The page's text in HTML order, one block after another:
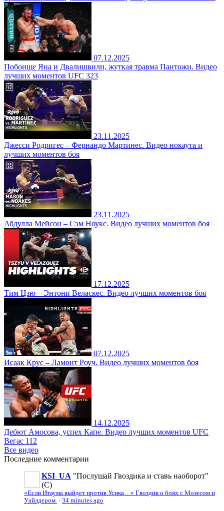
07.12.2025
Побоище Яна и Двалишвили, жуткая травма Пантожи. Видео
лучших моментов UFC 323
23.11.2025
Джесси Родригес – Фернандо Мартинес. Видео нокаута и
лучших моментов боя
23.11.2025
Абдулла Мейсон – Сэм Ноукс. Видео лучших моментов боя
17.12.2025
Тим Цзю – Энтони Веласкес. Видео лучших моментов боя
07.12.2025
Исаак Крус – Ламонт Роуч. Видео лучших моментов боя
14.12.2025
Дебют Амосова, успех Капе. Видео лучших моментов UFC
Вегас 112
Все видео
Последние комментарии
KSI_UA "Послушай Гвоздика и ставь наоборот"
(С)
«Если Итаума выйдет против Усика…» Гвоздик о боях с Мозесом и
Уайлдером · 34 minutes ago